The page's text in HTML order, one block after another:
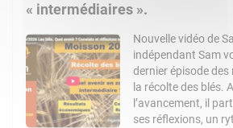
« intermédiaires ».
Nouvelle vidéo de
indépendant Sam
dernier épisode
la récolte des blés.
l’avancement, il
ses réflexions, un